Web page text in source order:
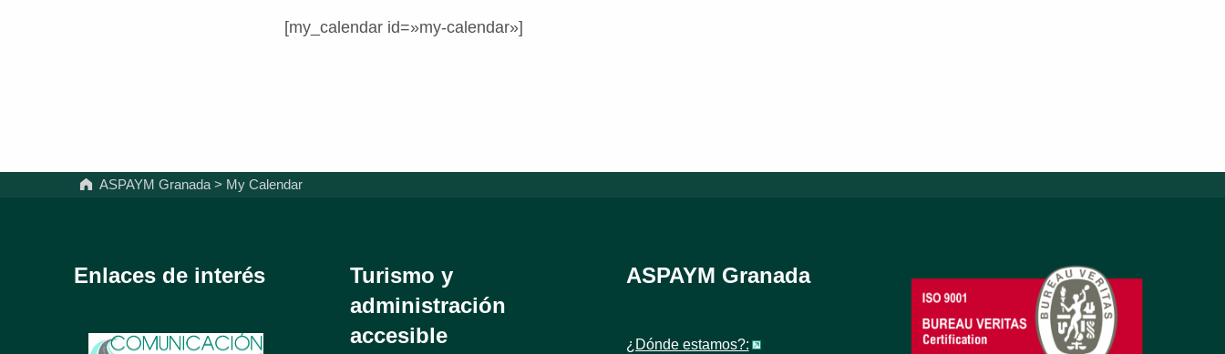
[my_calendar id=»my-calendar»]
Volver a la navegación principal
ASPAYM Granada> My Calendar
Enlaces de interés
Turismo y
administración
accesible
ASPAYM Granada
¿Dónde estamos?: